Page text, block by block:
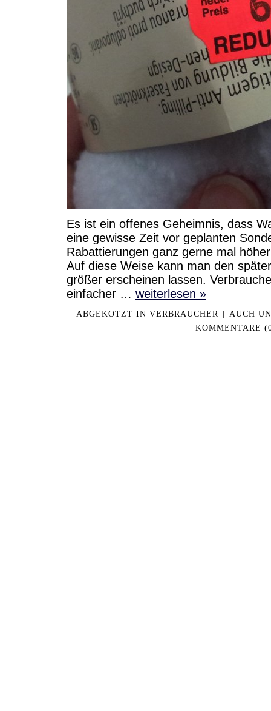
Es ist ein offenes Geheimnis, dass
eine gewisse Zeit vor geplanten
Rabattierungen ganz gerne mal
Auf diese Weise kann man den
größer erscheinen lassen.
einfacher … weiterlesen »
ABGEKOTZT IN VERBRAUCHER |
AUCH
KOMMENTARE